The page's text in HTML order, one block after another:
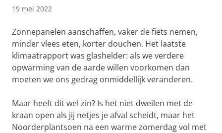
19 mei 2022
Zonnepanelen aanschaffen, vaker de fiets nemen,
minder vlees eten, korter douchen. Het laatste
klimaatrapport was glashelder: als we verdere
opwarming van de aarde willen voorkomen dan
moeten we ons gedrag onmiddellijk veranderen.
Maar heeft dit wel zin? Is het niet dweilen met de
kraan open als jij netjes je afval scheidt, maar het
Noorderplantsoen na een warme zomerdag vol met